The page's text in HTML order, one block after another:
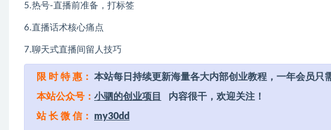
5.热号-直播前准备，打标签
6.直播话术核心痛点
7.聊天式直播间留人技巧
限 时 特 惠： 本站每日持续更新海量各大内部创业教程，一年会员只
本站公众号： 小驷的创业项目 内容很干，欢迎关注！
站 长 微 信： my30dd